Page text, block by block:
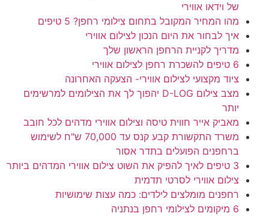
של וידאו אווירי
מהו המחיר המקובל בתחום צילומי רחפן? 5 טיפים
איך לבחור את היום הנכון לצילום אווירי
מדריך לקניית הרחפן הראשון שלך
6 טיפים להשכרת רחפן לצילום אווירי
ציוד מקצועי לצילום אווירי- הצעקה האחרונה
מצב צילום D-LOG יהפוך לך את הצילומים למרשימים
יותר
מאביק אייר חווית טיסה וצילום אווירי מדהים לכל חובב
משרד התקשורת קבע קנס עד 70,000 ש"ח לשימוש
ברחפנים הפועלים בתדר אסור
3 טיפים לאיך להפיק את השוט צילום אווירי המדהים ביותר
צילום אווירי לסרטי תדמית
רחפנים מומלצים לילדים: כמה עצות שימושיות
6 מיקומים לצילומי רחפן בנתניה